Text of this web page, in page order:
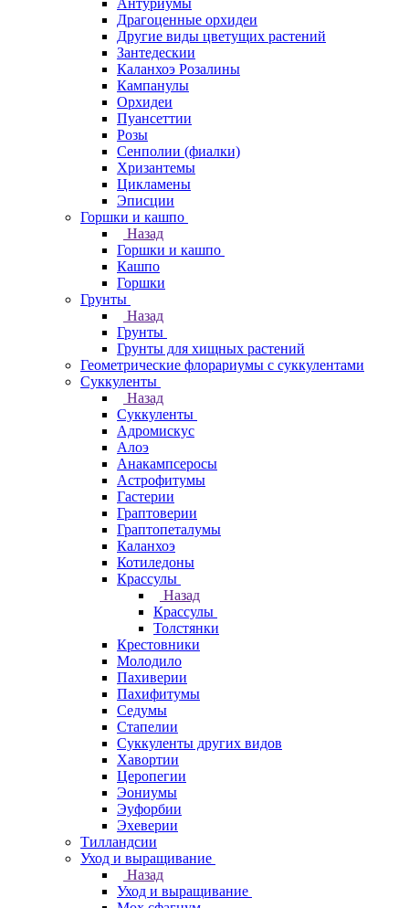
Антуриумы
Драгоценные орхидеи
Другие виды цветущих растений
Зантедескии
Каланхоэ Розалины
Кампанулы
Орхидеи
Пуансеттии
Розы
Сенполии (фиалки)
Хризантемы
Цикламены
Эписции
Горшки и кашпо
Назад
Горшки и кашпо
Кашпо
Горшки
Грунты
Назад
Грунты
Грунты для хищных растений
Геометрические флорариумы с суккулентами
Суккуленты
Назад
Суккуленты
Адромискус
Алоэ
Анакампсеросы
Астрофитумы
Гастерии
Граптоверии
Граптопеталумы
Каланхоэ
Котиледоны
Крассулы
Назад
Крассулы
Толстянки
Крестовники
Молодило
Пахиверии
Пахифитумы
Седумы
Стапелии
Суккуленты других видов
Хавортии
Церопегии
Эониумы
Эуфорбии
Эхеверии
Тилландсии
Уход и выращивание
Назад
Уход и выращивание